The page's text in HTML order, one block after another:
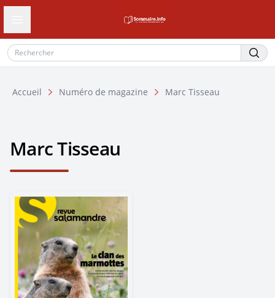
Ouvrir le tiroir de navigation
Accueil Numéro de magazine Marc Tisseau
Marc Tisseau